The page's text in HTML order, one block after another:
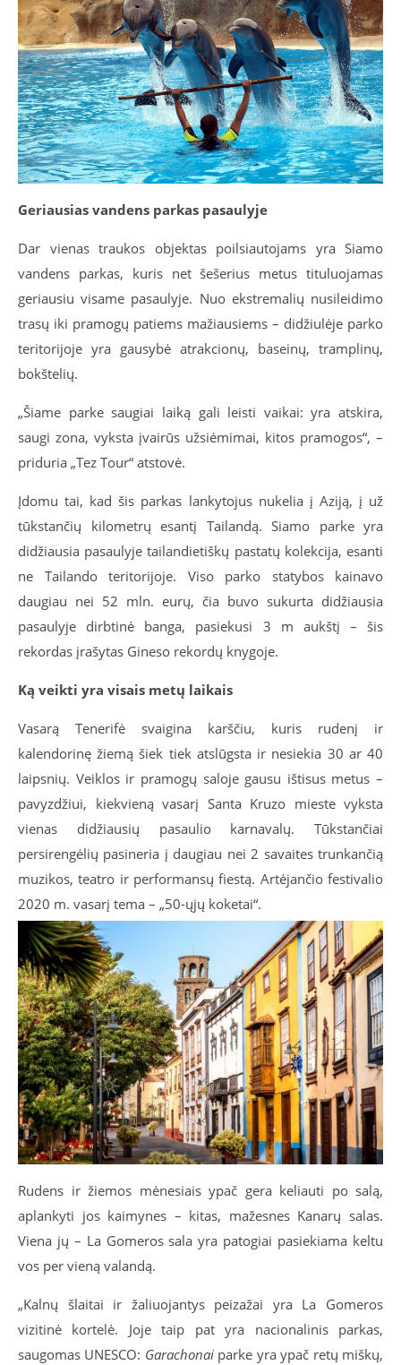
Geriausias vandens parkas pasaulyje
Dar vienas traukos objektas poilsiautojams yra Siamo
vandens parkas, kuris net šešerius metus tituluojamas
geriausiu visame pasaulyje. Nuo ekstremalių nusileidimo
trasų iki pramogų patiems mažiausiems – didžiulėje parko
teritorijoje yra gausybė atrakcionų, baseinų, tramplinų,
bokštelių.
„Šiame parke saugiai laiką gali leisti vaikai: yra atskira,
saugi zona, vyksta įvairūs užsiėmimai, kitos pramogos“, –
priduria „Tez Tour“ atstovė.
Įdomu tai, kad šis parkas lankytojus nukelia į Aziją, į už
tūkstančių kilometrų esantį Tailandą. Siamo parke yra
didžiausia pasaulyje tailandietiškų pastatų kolekcija, esanti
ne Tailando teritorijoje. Viso parko statybos kainavo
daugiau nei 52 mln. eurų, čia buvo sukurta didžiausia
pasaulyje dirbtinė banga, pasiekusi 3 m aukštį – šis
rekordas įrašytas Gineso rekordų knygoje.
Ką veikti yra visais metų laikais
Vasarą Tenerifė svaigina karščiu, kuris rudenį ir
kalendorinę žiemą šiek tiek atslūgsta ir nesiekia 30 ar 40
laipsnių. Veiklos ir pramogų saloje gausu ištisus metus –
pavyzdžiui, kiekvieną vasarį Santa Kruzo mieste vyksta
vienas didžiausių pasaulio karnavalų. Tūkstančiai
persirengėlių pasineria į daugiau nei 2 savaites trunkančią
muzikos, teatro ir performansų fiestą. Artėjančio festivalio
2020 m. vasarį tema – „50-ųjų koketai“.
Rudens ir žiemos mėnesiais ypač gera keliauti po salą,
aplankyti jos kaimynes – kitas, mažesnes Kanarų salas.
Viena jų – La Gomeros sala yra patogiai pasiekiama keltu
vos per vieną valandą.
„Kalnų šlaitai ir žaliuojantys peizažai yra La Gomeros
vizitinė kortelė. Joje taip pat yra nacionalinis parkas,
saugomas UNESCO: Garachonaiparke yra ypač retų miškų,